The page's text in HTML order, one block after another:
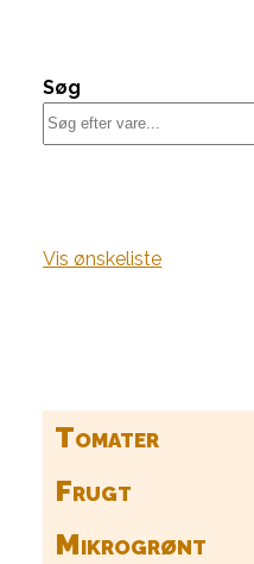
Søg
Vis ønskeliste
Tomater
Frugt
Mikrogrønt